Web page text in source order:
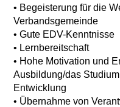
• Begeisterung für die
Verbandsgemeinde
• Gute EDV-Kenntnisse
• Lernbereitschaft
• Hohe Motivation und
Ausbildung/das
Entwicklung
• Übernahme von